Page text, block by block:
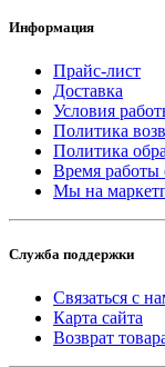
Информация
Прайс-лист
Доставка
Условия
Политика
Политика
Время работы
Мы на
Служба поддержки
Связаться с
Карта сайта
Возврат